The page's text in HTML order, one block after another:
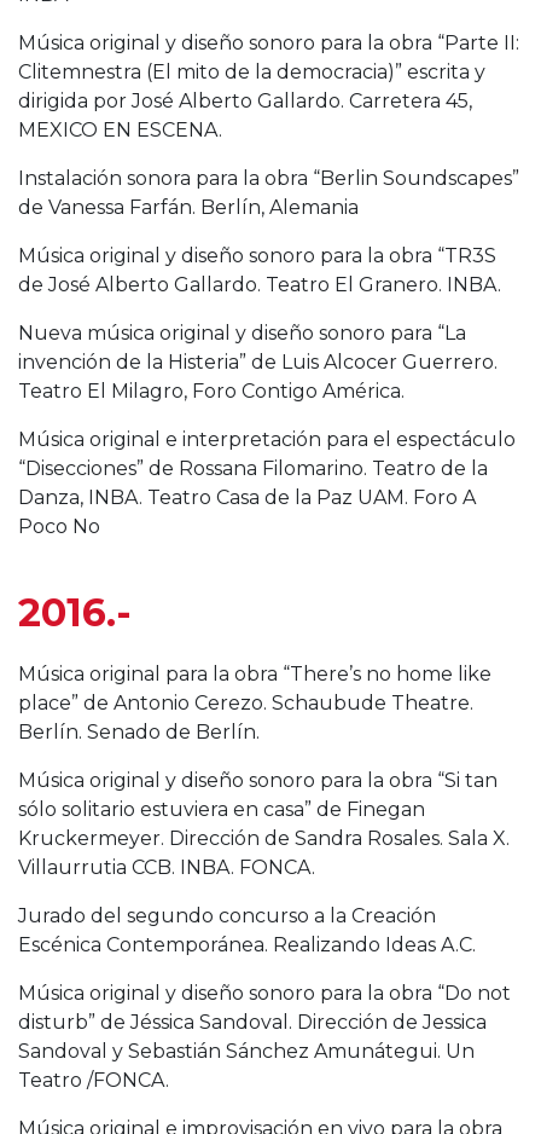
Música original y diseño sonoro para la obra “Parte II:
Clitemnestra (El mito de la democracia)” escrita y
dirigida por José Alberto Gallardo. Carretera 45,
MEXICO EN ESCENA.
Instalación sonora para la obra “Berlin Soundscapes”
de Vanessa Farfán. Berlín, Alemania
Música original y diseño sonoro para la obra “TR3S
de José Alberto Gallardo. Teatro El Granero. INBA.
Nueva música original y diseño sonoro para “La
invención de la Histeria” de Luis Alcocer Guerrero.
Teatro El Milagro, Foro Contigo América.
Música original e interpretación para el espectáculo
“Disecciones” de Rossana Filomarino. Teatro de la
Danza, INBA. Teatro Casa de la Paz UAM. Foro A
Poco No
2016.-
Música original para la obra “There’s no home like
place” de Antonio Cerezo. Schaubude Theatre.
Berlín. Senado de Berlín.
Música original y diseño sonoro para la obra “Si tan
sólo solitario estuviera en casa” de Finegan
Kruckermeyer. Dirección de Sandra Rosales. Sala X.
Villaurrutia CCB. INBA. FONCA.
Jurado del segundo concurso a la Creación
Escénica Contemporánea. Realizando Ideas A.C.
Música original y diseño sonoro para la obra “Do not
disturb” de Jéssica Sandoval. Dirección de Jessica
Sandoval y Sebastián Sánchez Amunátegui. Un
Teatro /FONCA.
Música original e improvisación en vivo para la obra